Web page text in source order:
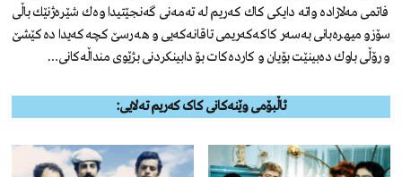
فاتمی مه‌لازاده‌ واته‌ دایكی كاك كه‌ریم له‌ ته‌مه‌نی گه‌نجێتیدا وه‌ك شێره‌ژنێك باڵی
سۆزو میهره‌بانی به‌سه‌ر كاكه‌كه‌ریمی تاقانه‌كه‌یی و هه‌رسێ كچه‌كه‌یدا ده‌كێشێ
و رۆڵی باوك ده‌بینێت بۆیان و كارده‌كات بۆ دابینكردنی بژێوی منداڵه‌كانی…
ئاڵبۆمی وێنەکانی کاک کەریم تەلایی: